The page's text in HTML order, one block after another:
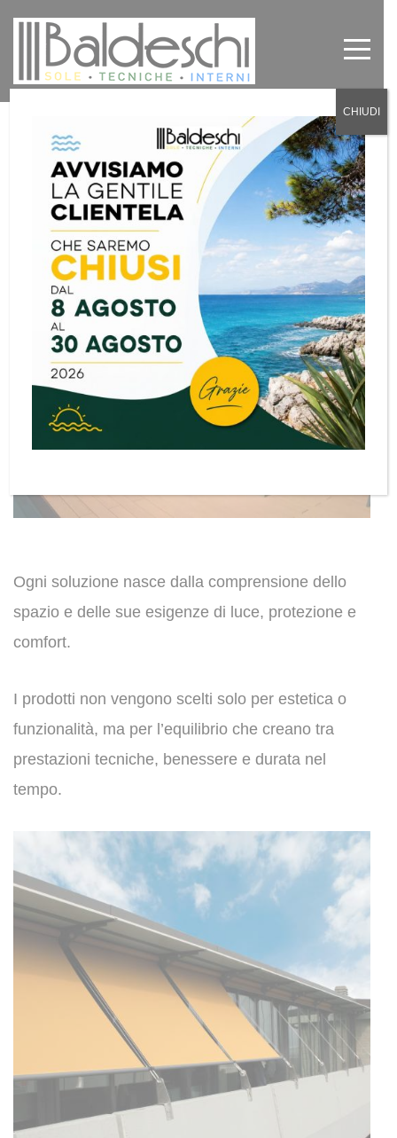
Tende a Rullo
Baldeschi in Tende tecniche 0
Ogni soluzione nasce dalla comprensione dello
spazio e delle sue esigenze di luce, protezione e
comfort.
I prodotti non vengono scelti solo per estetica o
funzionalità, ma per l’equilibrio che creano tra
prestazioni tecniche, benessere e durata nel
tempo.
CHIUDI